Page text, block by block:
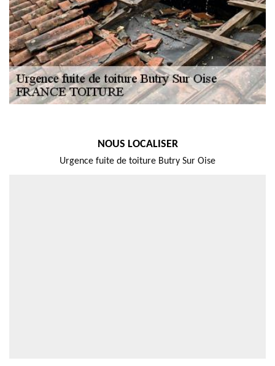
NOUS LOCALISER
Urgence fuite de toiture Butry Sur Oise